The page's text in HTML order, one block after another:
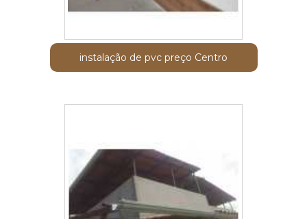
instalação de pvc preço Centro